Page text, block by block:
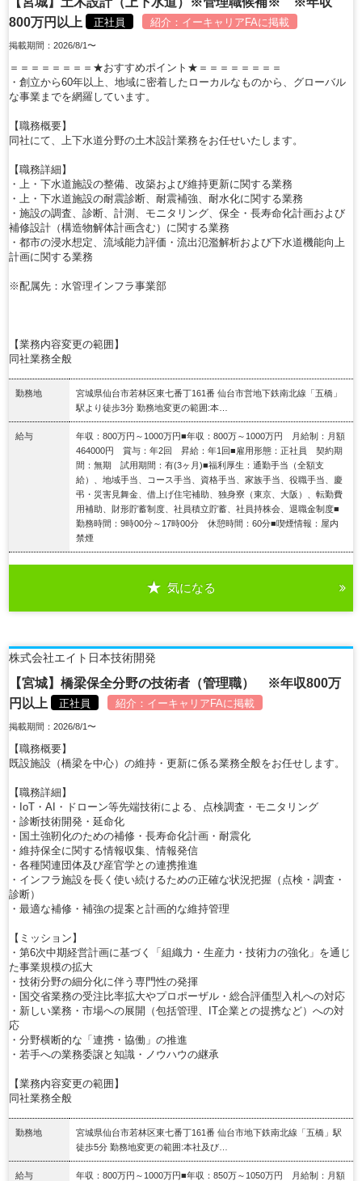
800万円以上
正社員 紹介： イーキャリアFAに掲載
掲載期間：2026/8/1〜
＝＝＝＝＝＝＝＝★おすすめポイント★＝＝＝＝＝＝＝＝
・創立から60年以上、地域に密着したローカルなものから、グローバル
な事業までを網羅しています。
【職務概要】
同社にて、上下水道分野の土木設計業務をお任せいたします。
【職務詳細】
・上・下水道施設の整備、改築および維持更新に関する業務
・上・下水道施設の耐震診断、耐震補強、耐水化に関する業務
・施設の調査、診断、計測、モニタリング、保全・長寿命化計画および
補修設計（構造物解体計画含む）に関する業務
・都市の浸水想定、流域能力評価・流出氾濫解析および下水道機能向上
計画に関する業務
※配属先：水管理インフラ事業部
【業務内容変更の範囲】
同社業務全般
勤務地
宮城県仙台市若林区東七番丁161番 仙台市営地下鉄南北線「五橋」
駅より徒歩3分 勤務地変更の範囲:本…
給与
年収：800万円～1000万円■年収：800万～1000万円 月給制：月額
464000円 賞与：年2回 昇給：年1回■雇用形態：正社員 契約期
間：無期 試用期間：有(3ヶ月)■福利厚生：通勤手当（全額支
給）、地域手当、コース手当、資格手当、家族手当、役職手当、慶
弔・災害見舞金、借上げ住宅補助、独身寮（東京、大阪）、転勤費
用補助、財形貯蓄制度、社員積立貯蓄、社員持株会、退職金制度■
勤務時間：9時00分～17時00分 休憩時間：60分■喫煙情報：屋内
禁煙
気になる
株式会社エイト日本技術開発
【宮城】橋梁保全分野の技術者（管理職） ※年収800万
円以上
正社員 紹介： イーキャリアFAに掲載
掲載期間：2026/8/1〜
【職務概要】
既設施設（橋梁を中心）の維持・更新に係る業務全般をお任せします。
【職務詳細】
・IoT・AI・ドローン等先端技術による、点検調査・モニタリング
・診断技術開発・延命化
・国土強靭化のための補修・長寿命化計画・耐震化
・維持保全に関する情報収集、情報発信
・各種関連団体及び産官学との連携推進
・インフラ施設を長く使い続けるための正確な状況把握（点検・調査・
診断）
・最適な補修・補強の提案と計画的な維持管理
【ミッション】
・第6次中期経営計画に基づく「組織力・生産力・技術力の強化」を通じ
た事業規模の拡大
・技術分野の細分化に伴う専門性の発揮
・国交省業務の受注比率拡大やプロポーザル・総合評価型入札への対応
・新しい業務・市場への展開（包括管理、IT企業との提携など）への対
応
・分野横断的な「連携・協働」の推進
・若手への業務委譲と知識・ノウハウの継承
【業務内容変更の範囲】
同社業務全般
勤務地
宮城県仙台市若林区東七番丁161番 仙台市地下鉄南北線「五橋」駅
徒歩5分 勤務地変更の範囲:本社及び…
給与
年収：800万円～1000万円■年収：850万～1050万円 月給制：月額